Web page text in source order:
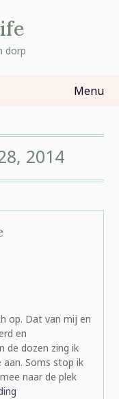
dorp
Menu
2014
op. Dat van mij en
en
de dozen zing ik
Soms stop ik
naar de plek